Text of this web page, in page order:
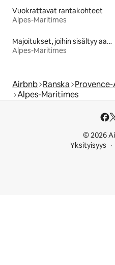
Vuokrattavat rantakohteet
Alpes-Maritimes
Majoitukset, joihin sisältyy aamiainen
Alpes-Maritimes
Airbnb Ranska
Alpes-Maritimes
© 2026
Yksityisyys